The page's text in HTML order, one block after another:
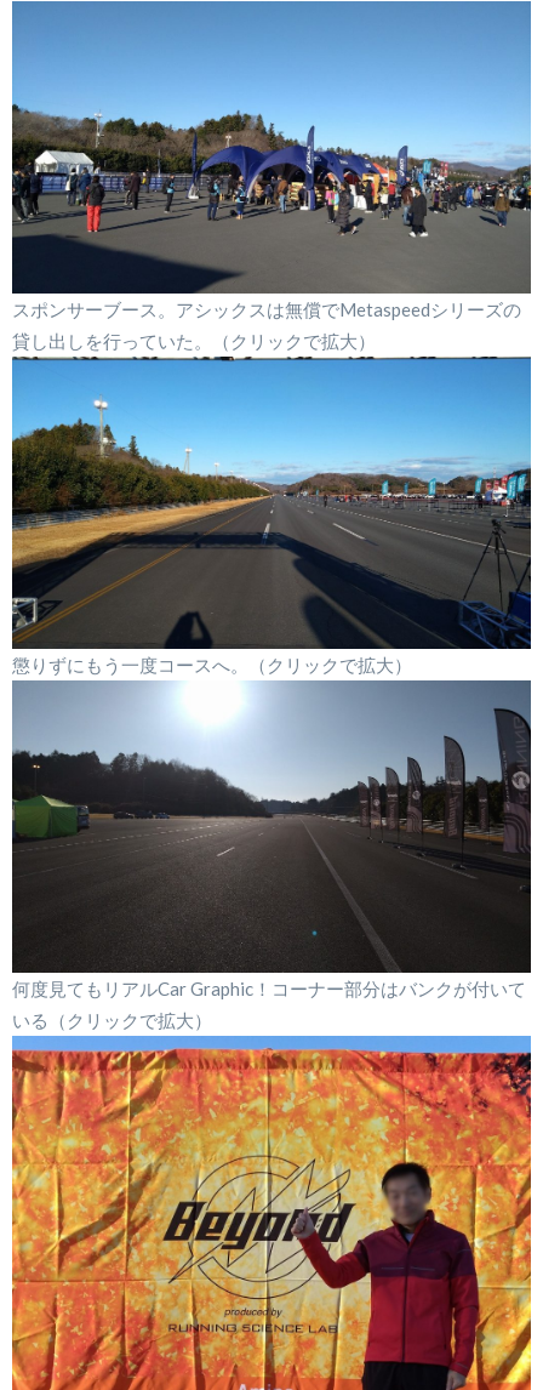
スポンサーブース。アシックスは無償でMetaspeedシリーズの
貸し出しを行っていた。（クリックで拡大）
懲りずにもう一度コースへ。（クリックで拡大）
何度見てもリアルCar Graphic！コーナー部分はバンクが付いて
いる（クリックで拡大）